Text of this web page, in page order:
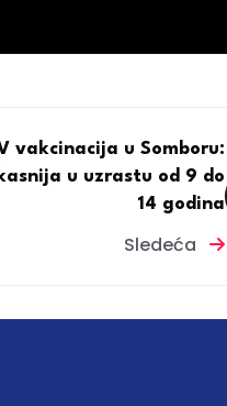
vakcinacija u Somboru:
u uzrastu od 9 do
14 godina
Sledeća